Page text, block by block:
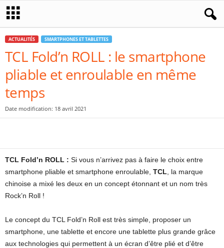
ACTUALITÉS SMARTPHONES ET TABLETTES
TCL Fold’n ROLL : le smartphone
pliable et enroulable en même
temps
Date modification: 18 avril 2021
TCL Fold’n ROLL : Si vous n’arrivez pas à faire le choix entre
smartphone pliable et smartphone enroulable, TCL , la marque
chinoise a mixé les deux en un concept étonnant et un nom très
Rock’n Roll !
Le concept du TCL Fold’n Roll est très simple, proposer un
smartphone, une tablette et encore une tablette plus grande grâce
aux technologies qui permettent à un écran d’être plié et d’être